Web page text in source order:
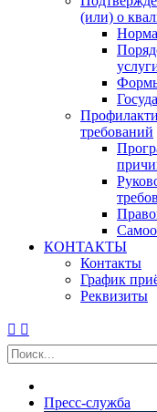
(или) о
требований
КОНТАКТЫ
Контакты
График
Реквизиты
Пресс-служба